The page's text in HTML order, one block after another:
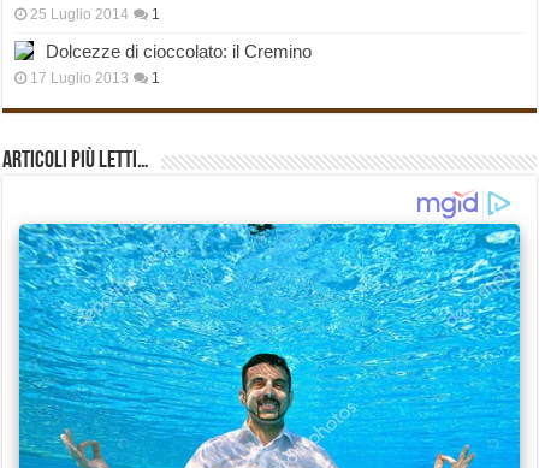
25 Luglio 2014 1
Dolcezze di cioccolato: il Cremino
17 Luglio 2013 1
Articoli più Letti…